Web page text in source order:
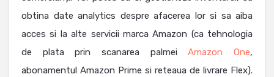
obtina date analytics despre afacerea lor si sa aiba
acces si la alte servicii marca Amazon (ca tehnologia
de plata prin scanarea palmeiAmazon One,
abonamentul Amazon Prime si reteaua de livrare Flex).